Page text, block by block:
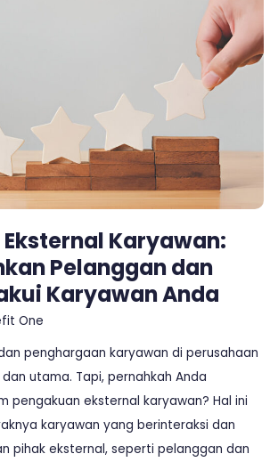
Karyawan:
Pelanggan dan
Karyawan Anda
One
penghargaan karyawan di perusahaan
utama. Tapi, pernahkah Anda
pengakuan eksternal karyawan? Hal ini
karyawan yang berinteraksi dan
pihak eksternal, seperti pelanggan dan